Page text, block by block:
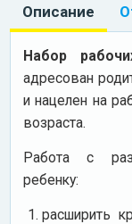
Описание
Набор
адресован
и нацелен на
возраста.
Работа с
ребенку:
расширить